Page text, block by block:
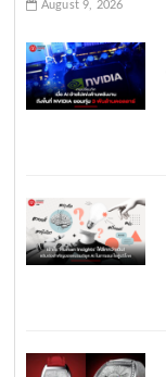
August 9, 2026